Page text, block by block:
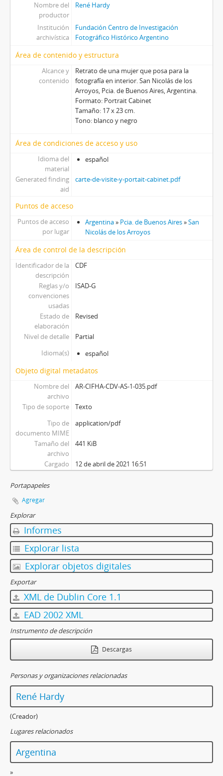
Nombre del
productor
René Hardy
Institución
archivística
Fundación Centro de Investigación
Fotográfico Histórico Argentino
Área de contenido y estructura
Alcance y
contenido
Retrato de una mujer que posa para la
fotografía en interior. San Nicolás de los
Arroyos, Pcia. de Buenos Aires, Argentina.
Formato: Portrait Cabinet
Tamaño: 17 x 23 cm.
Tono: blanco y negro
Área de condiciones de acceso y uso
Idioma del
material
español
Generated finding
aid
carte-de-visite-y-portait-cabinet.pdf
Puntos de acceso
Puntos de acceso
por lugar
Argentina» Pcia. de Buenos Aires»San
Nicolás de los Arroyos
Área de control de la descripción
Identificador de la
descripción
CDF
Reglas y/o
convenciones
usadas
ISAD-G
Estado de
elaboración
Revised
Nivel de detalle
Partial
Idioma(s)
español
Objeto digital metadatos
Nombre del
archivo
AR-CIFHA-CDV-AS-1-035.pdf
Tipo de soporte
Texto
Tipo de
documento MIME
application/pdf
Tamaño del
archivo
441 KiB
Cargado 12 de abril de 2021 16:51
Portapapeles
Agregar
Explorar
Informes
Explorar lista
Explorar objetos digitales
Exportar
XML de Dublin Core 1.1
EAD 2002 XML
Instrumento de descripción
Descargas
Personas y organizaciones relacionadas
René Hardy
(Creador)
Lugares relacionados
Argentina
»